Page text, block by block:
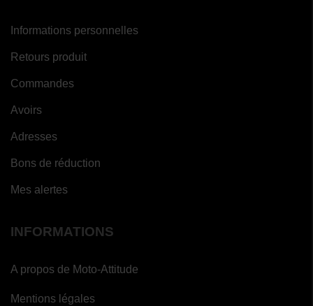
Informations personnelles
Retours produit
Commandes
Avoirs
Adresses
Bons de réduction
Mes alertes
INFORMATIONS
A propos de Moto-Attitude
Mentions légales